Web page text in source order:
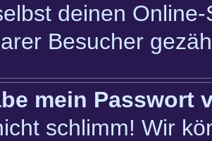
deinen
Besucher
mein Passwort
schlimm! Wir